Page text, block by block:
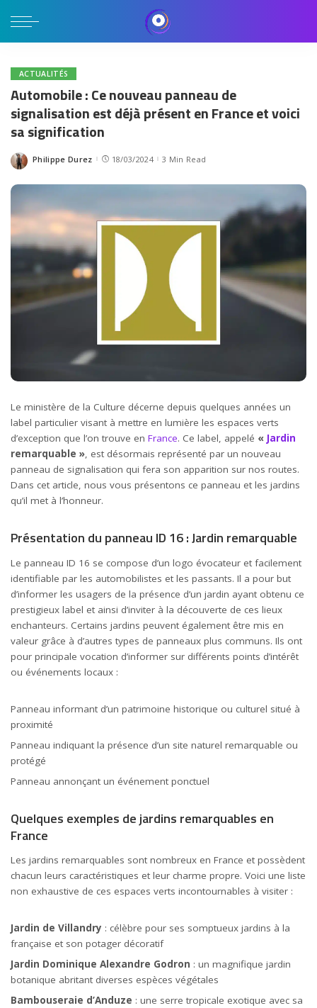
ACTUALITÉS
Automobile : Ce nouveau panneau de
signalisation est déjà présent en France et voici
sa signification
Posted
Philippe Durez 18/03/2024 3 Min Read
Le ministère de la Culture décerne depuis quelques années un
label particulier visant à mettre en lumière les espaces verts
d’exception que l’on trouve en France. Ce label, appelé « Jardin
remarquable », est désormais représenté par un nouveau
panneau de signalisation qui fera son apparition sur nos routes.
Dans cet article, nous vous présentons ce panneau et les jardins
qu’il met à l’honneur.
Présentation du panneau ID 16 : Jardin remarquable
Le panneau ID 16 se compose d’un logo évocateur et facilement
identifiable par les automobilistes et les passants. Il a pour but
d’informer les usagers de la présence d’un jardin ayant obtenu ce
prestigieux label et ainsi d’inviter à la découverte de ces lieux
enchanteurs. Certains jardins peuvent également être mis en
valeur grâce à d’autres types de panneaux plus communs. Ils ont
pour principale vocation d’informer sur différents points d’intérêt
ou événements locaux :
Panneau informant d’un patrimoine historique ou culturel situé à
proximité
Panneau indiquant la présence d’un site naturel remarquable ou
protégé
Panneau annonçant un événement ponctuel
Quelques exemples de jardins remarquables en
France
Les jardins remarquables sont nombreux en France et possèdent
chacun leurs caractéristiques et leur charme propre. Voici une liste
non exhaustive de ces espaces verts incontournables à visiter :
Jardin de Villandry : célèbre pour ses somptueux jardins à la
française et son potager décoratif
Jardin Dominique Alexandre Godron : un magnifique jardin
botanique abritant diverses espèces végétales
Bambouseraie d’Anduze : une serre tropicale exotique avec sa